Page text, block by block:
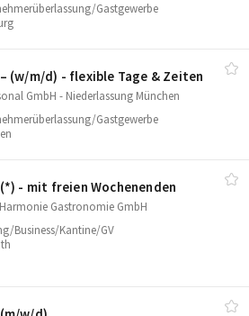
Gastgewerbe
(w/​m/​d) - flexible Tage & Zeiten
GmbH - Niederlassung München
Gastgewerbe
- mit freien Wochenenden
Gastronomie GmbH
Business/Kantine/GV